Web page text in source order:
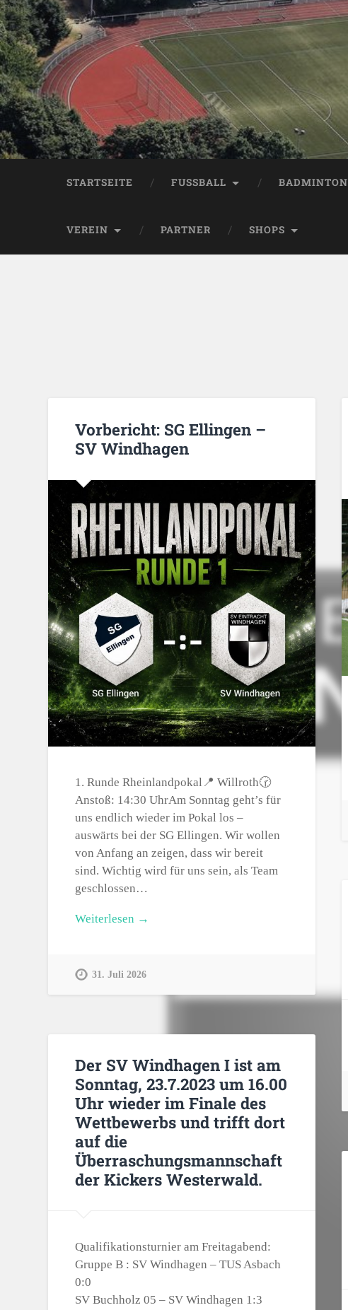
STARTSEITE FUSSBALL BADMINTON
VEREIN PARTNER SHOPS
Vorbericht: SG Ellingen –
SV Windhagen
1.⁠ ⁠Runde Rheinlandpokal📍 Willroth🕝
Anstoß: 14:30 UhrAm Sonntag geht’s für
uns endlich wieder im Pokal los –
auswärts bei der SG Ellingen. Wir wollen
von Anfang an zeigen, dass wir bereit
sind. Wichtig wird für uns sein, als Team
geschlossen…
Weiterlesen →
31. Juli 2026
Der SV Windhagen I ist am
Sonntag, 23.7.2023 um 16.00
Uhr wieder im Finale des
Wettbewerbs und trifft dort
auf die
Überraschungsmannschaft
der Kickers Westerwald.
Qualifikationsturnier am Freitagabend:
Gruppe B : SV Windhagen – TUS Asbach
0:0
SV Buchholz 05 – SV Windhagen 1:3